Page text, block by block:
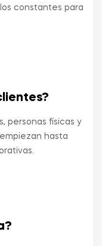
constantes para
personas físicas y
hasta